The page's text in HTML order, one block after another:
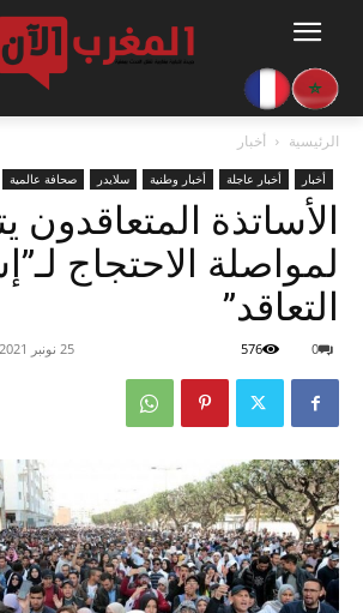
الرئيسية أخبار
أخبار أخبار عاجلة أخبار وطنية سلايدر صحافة عالمية
الأساتذة المتعاقدون
لمواصلة الاحتجاج
التعاقد”
25 نونبر 2021 0
576